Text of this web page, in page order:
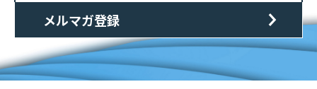
メルマガ登録